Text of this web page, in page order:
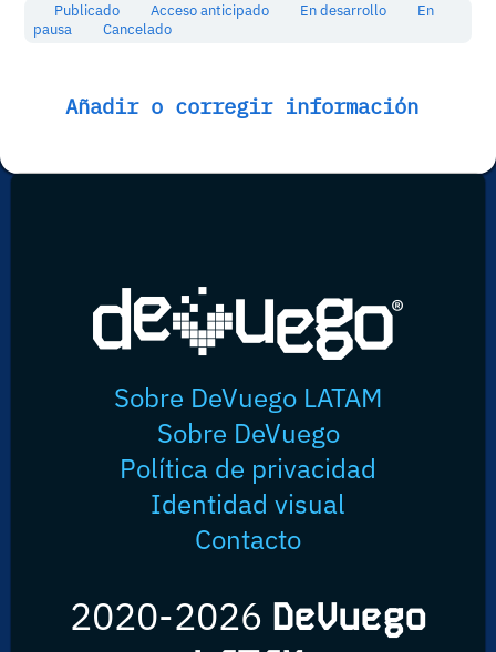
Publicado Acceso anticipado En desarrollo
En
pausa
Cancelado
Añadir o corregir información
Sobre DeVuego LATAM
Sobre DeVuego
Política de privacidad
Identidad visual
Contacto
2020-2026 DeVuego